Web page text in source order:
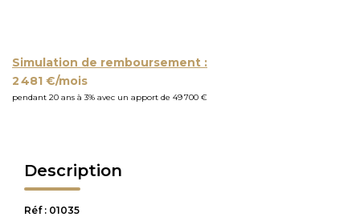
Simulation de remboursement :
2 481 €/mois
pendant 20 ans à 3% avec un apport de 49 700 €
Description
Réf : 01035